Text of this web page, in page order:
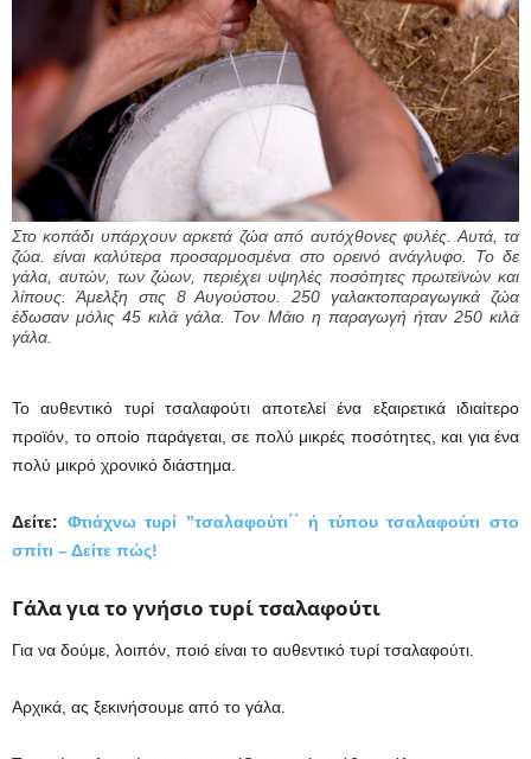
Στο κοπάδι υπάρχουν αρκετά ζώα από αυτόχθονες φυλές. Αυτά, τα
ζώα. είναι καλύτερα προσαρμοσμένα στο ορεινό ανάγλυφο. Το δε
γάλα, αυτών, των ζώων, περιέχει υψηλές ποσότητες πρωτεϊνών και
λίπους. Άμελξη στις 8 Αυγούστου. 250 γαλακτοπαραγωγικά ζώα
έδωσαν μόλις 45 κιλά γάλα. Τον Μάιο η παραγωγή ήταν 250 κιλά
γάλα.
Το αυθεντικό τυρί τσαλαφούτι αποτελεί ένα εξαιρετικά ιδιαίτερο
προϊόν, το οποίο παράγεται, σε πολύ μικρές ποσότητες, και για ένα
πολύ μικρό χρονικό διάστημα.
Δείτε: Φτιάχνω τυρί ”τσαλαφούτι΄΄ ή τύπου τσαλαφούτι στο
σπίτι – Δείτε πώς!
Γάλα για το γνήσιο τυρί τσαλαφούτι
Για να δούμε, λοιπόν, ποιό είναι το αυθεντικό τυρί τσαλαφούτι.
Αρχικά, ας ξεκινήσουμε από το γάλα.